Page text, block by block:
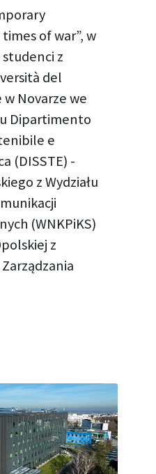
of war”, w
z
del
Novarze we
Dipartimento
e
(DISSTE) -
z Wydziału
(WNKPiKS)
z